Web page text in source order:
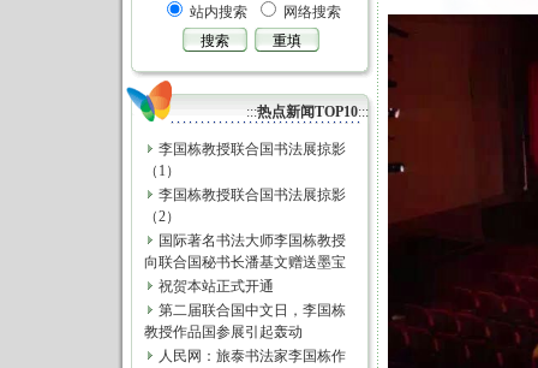
站内搜索
网络搜索
:::热点新闻TOP10:::
李国栋教授联合国书法展掠影
（1）
李国栋教授联合国书法展掠影
（2）
国际著名书法大师李国栋教授
向联合国秘书长潘基文赠送墨宝
祝贺本站正式开通
第二届联合国中文日，李国栋
教授作品国参展引起轰动
人民网：旅泰书法家李国栋作